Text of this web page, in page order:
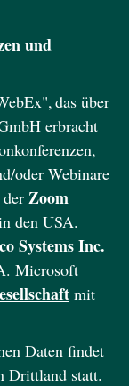
und
das über
erbracht
oder Webinare
Zoom
den USA.
Systems Inc.
Microsoft
mit
Daten findet
Drittland statt.